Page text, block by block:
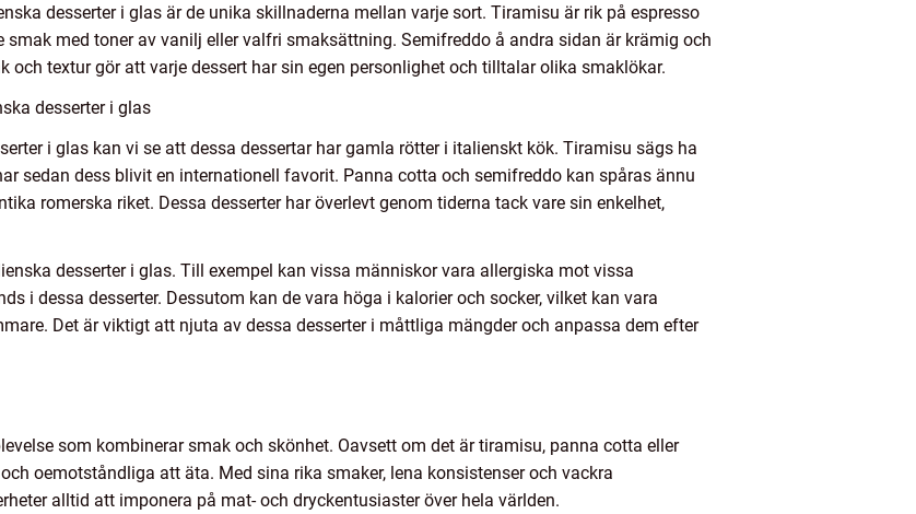
desserter i glas är de unika skillnaderna mellan varje sort. Tiramisu är rik på espresso
med toner av vanilj eller valfri smaksättning. Semifreddo å andra sidan är krämig och
och textur gör att varje dessert har sin egen personlighet och tilltalar olika smaklökar.
desserter i glas
i glas kan vi se att dessa dessertar har gamla rötter i italienskt kök. Tiramisu sägs ha
sedan dess blivit en internationell favorit. Panna cotta och semifreddo kan spåras ännu
romerska riket. Dessa desserter har överlevt genom tiderna tack vare sin enkelhet,
desserter i glas. Till exempel kan vissa människor vara allergiska mot vissa
i dessa desserter. Dessutom kan de vara höga i kalorier och socker, vilket kan vara
Det är viktigt att njuta av dessa desserter i måttliga mängder och anpassa dem efter
som kombinerar smak och skönhet. Oavsett om det är tiramisu, panna cotta eller
oemotståndliga att äta. Med sina rika smaker, lena konsistenser och vackra
alltid att imponera på mat- och dryckentusiaster över hela världen.